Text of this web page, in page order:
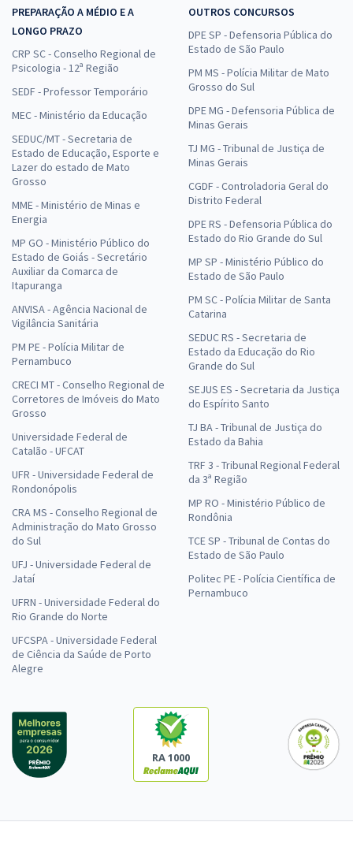
PREPARAÇÃO A MÉDIO E A
LONGO PRAZO
CRP SC - Conselho Regional de
Psicologia - 12ª Região
SEDF - Professor Temporário
MEC - Ministério da Educação
SEDUC/MT - Secretaria de
Estado de Educação, Esporte e
Lazer do estado de Mato
Grosso
MME - Ministério de Minas e
Energia
MP GO - Ministério Público do
Estado de Goiás - Secretário
Auxiliar da Comarca de
Itapuranga
ANVISA - Agência Nacional de
Vigilância Sanitária
PM PE - Polícia Militar de
Pernambuco
CRECI MT - Conselho Regional de
Corretores de Imóveis do Mato
Grosso
Universidade Federal de
Catalão - UFCAT
UFR - Universidade Federal de
Rondonópolis
CRA MS - Conselho Regional de
Administração do Mato Grosso
do Sul
UFJ - Universidade Federal de
Jataí
UFRN - Universidade Federal do
Rio Grande do Norte
UFCSPA - Universidade Federal
de Ciência da Saúde de Porto
Alegre
OUTROS CONCURSOS
DPE SP - Defensoria Pública do
Estado de São Paulo
PM MS - Polícia Militar de Mato
Grosso do Sul
DPE MG - Defensoria Pública de
Minas Gerais
TJ MG - Tribunal de Justiça de
Minas Gerais
CGDF - Controladoria Geral do
Distrito Federal
DPE RS - Defensoria Pública do
Estado do Rio Grande do Sul
MP SP - Ministério Público do
Estado de São Paulo
PM SC - Polícia Militar de Santa
Catarina
SEDUC RS - Secretaria de
Estado da Educação do Rio
Grande do Sul
SEJUS ES - Secretaria da Justiça
do Espírito Santo
TJ BA - Tribunal de Justiça do
Estado da Bahia
TRF 3 - Tribunal Regional Federal
da 3ª Região
MP RO - Ministério Público de
Rondônia
TCE SP - Tribunal de Contas do
Estado de São Paulo
Politec PE - Polícia Científica de
Pernambuco
RA 1000